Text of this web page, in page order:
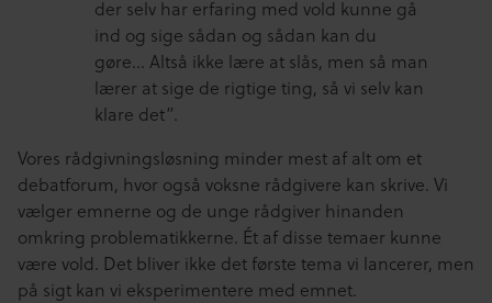
der selv har erfaring med vold kunne gå
ind og sige sådan og sådan kan du
gøre… Altså ikke lære at slås, men så man
lærer at sige de rigtige ting, så vi selv kan
klare det”.
Vores rådgivningsløsning minder mest af alt om et
debatforum, hvor også voksne rådgivere kan skrive. Vi
vælger emnerne og de unge rådgiver hinanden
omkring problematikkerne. Ét af disse temaer kunne
være vold. Det bliver ikke det første tema vi lancerer, men
på sigt kan vi eksperimentere med emnet.